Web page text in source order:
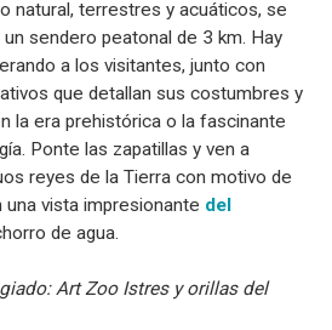
natural, terrestres y acuáticos, se
sendero peatonal de 3 km. Hay
a los visitantes, junto con
que detallan sus costumbres y
la era prehistórica o la fascinante
Ponte las zapatillas y ven a
reyes de la Tierra con motivo de
vista impresionante del
de agua.
Art Zoo Istres y orillas del